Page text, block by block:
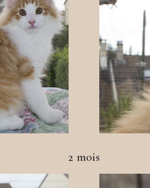
2 mois